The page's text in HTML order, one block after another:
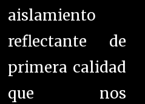
aislamiento
reflectante de
primera calidad
que nos